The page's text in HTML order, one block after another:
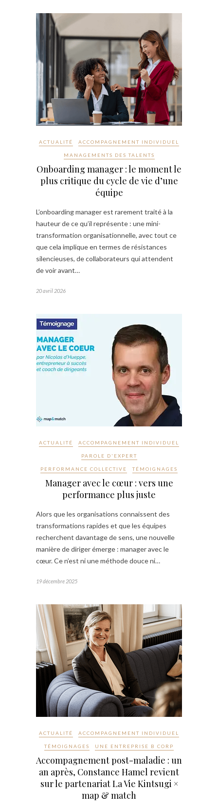
ACTUALITÉ ACCOMPAGNEMENT INDIVIDUEL
MANAGEMENTS DES TALENTS
Onboarding manager : le moment le
plus critique du cycle de vie d’une
équipe
L’onboarding manager est rarement traité à la
hauteur de ce qu’il représente : une mini-
transformation organisationnelle, avec tout ce
que cela implique en termes de résistances
silencieuses, de collaborateurs qui attendent
de voir avant…
20 avril 2026
ACTUALITÉ ACCOMPAGNEMENT INDIVIDUEL
PAROLE D'EXPERT
PERFORMANCE COLLECTIVE TÉMOIGNAGES
Manager avec le cœur : vers une
performance plus juste
Alors que les organisations connaissent des
transformations rapides et que les équipes
recherchent davantage de sens, une nouvelle
manière de diriger émerge : manager avec le
cœur. Ce n’est ni une méthode douce ni…
19 décembre 2025
ACTUALITÉ ACCOMPAGNEMENT INDIVIDUEL
TÉMOIGNAGES UNE ENTREPRISE B CORP
Accompagnement post-maladie : un
an après, Constance Hamel revient
sur le partenariat La Vie Kintsugi ×
map & match